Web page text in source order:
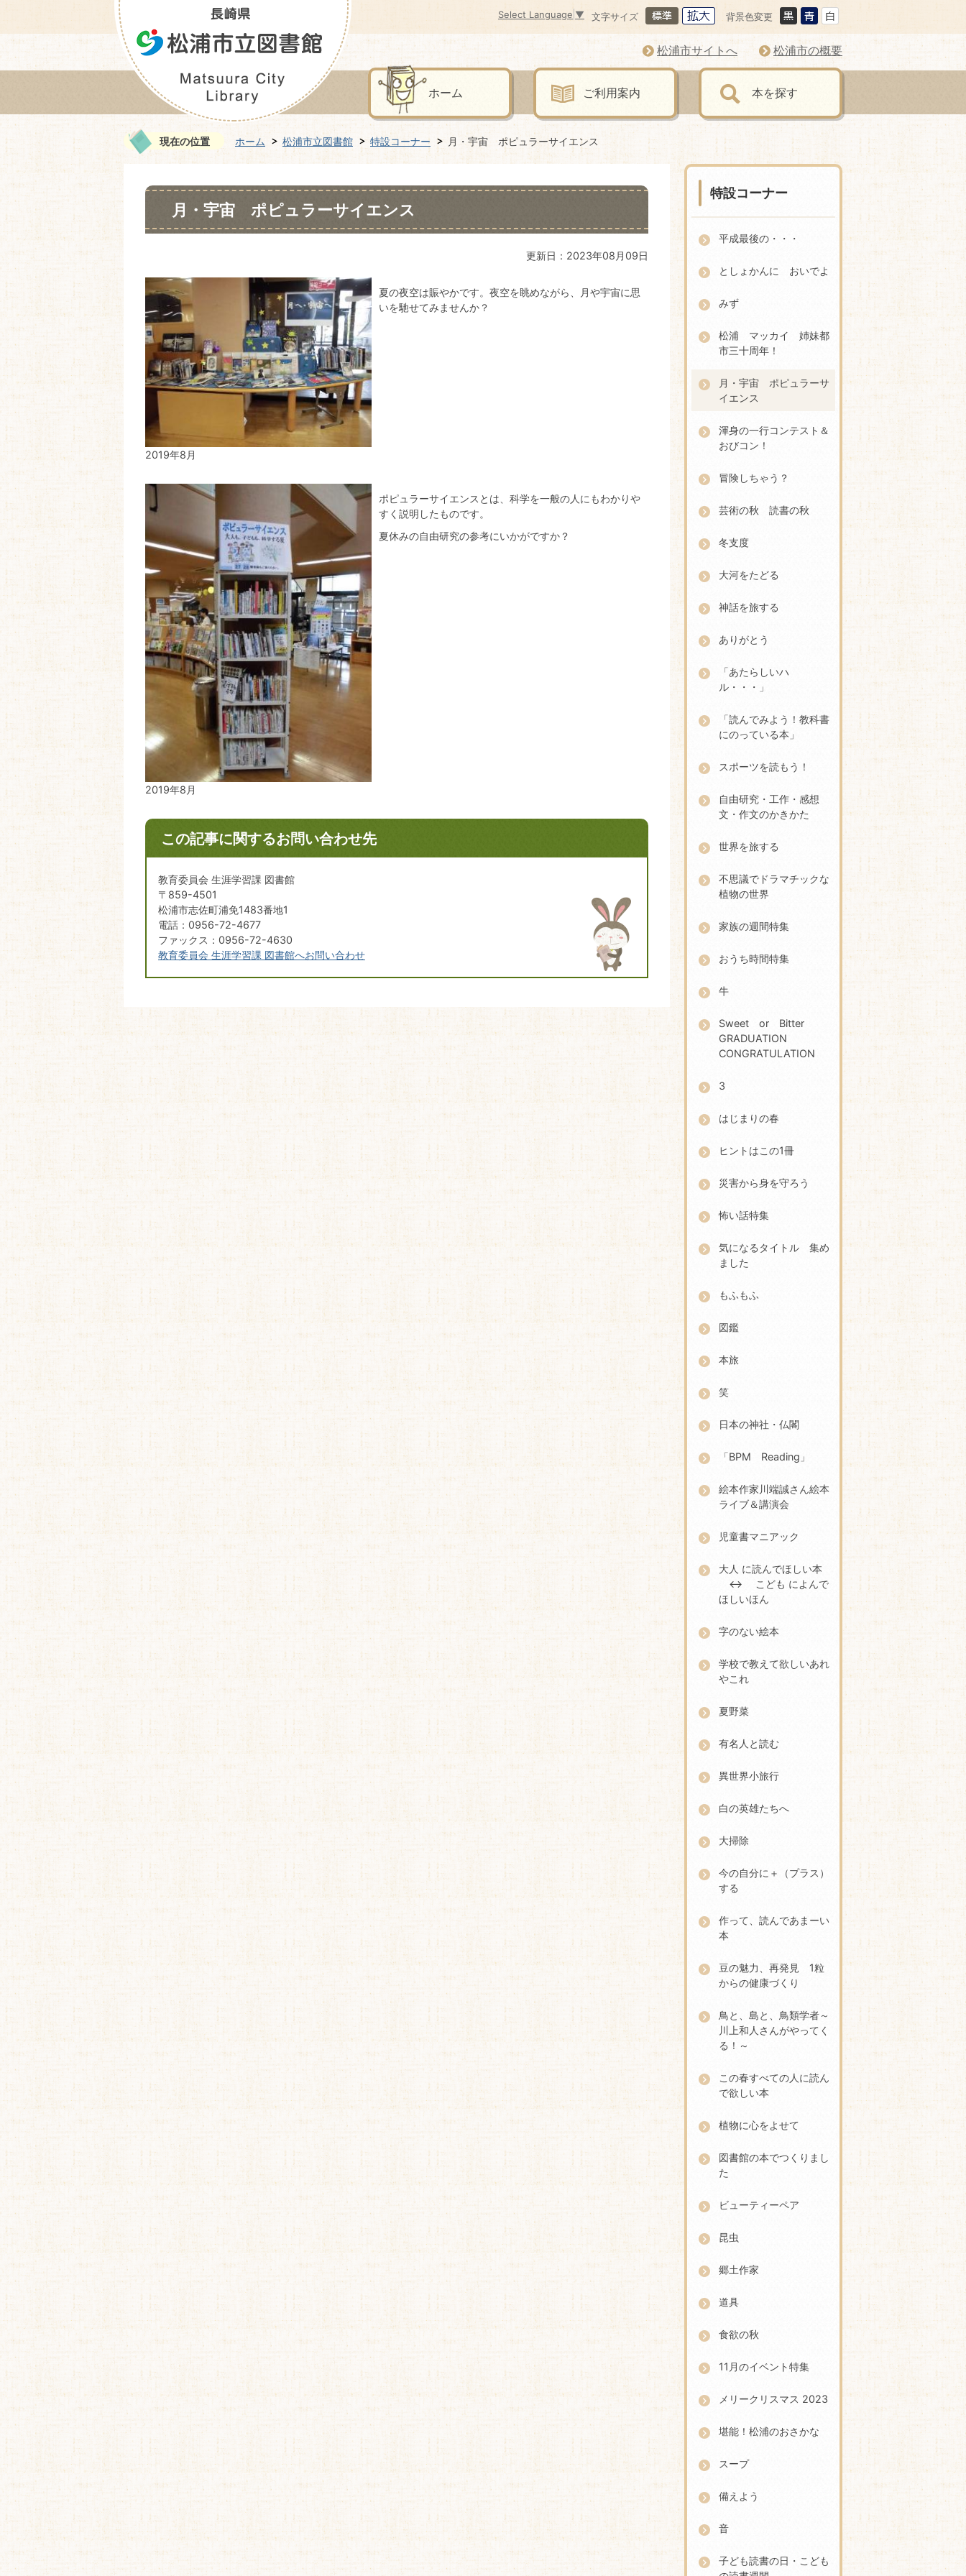
背景色変更
文字サイズ
Select Language ▼
松浦市サイトへ 松浦市の概要
ホーム ご利用案内 本を探す
現在の位置 ホーム 松浦市立図書館 特設コーナー 月・宇宙 ポピュラーサイエンス
月・宇宙 ポピュラーサイエンス
更新日：2023年08月09日
2019年8月
夏の夜空は賑やかです。夜空を眺めながら、月や宇宙に思
いを馳せてみませんか？
2019年8月
ポピュラーサイエンスとは、科学を一般の人にもわかりや
すく説明したものです。
夏休みの自由研究の参考にいかがですか？
この記事に関するお問い合わせ先
教育委員会 生涯学習課 図書館
〒859-4501
松浦市志佐町浦免1483番地1
電話：0956-72-4677
ファックス：0956-72-4630
教育委員会 生涯学習課 図書館へお問い合わせ
特設コーナー
平成最後の・・・
としょかんに おいでよ
みず
松浦 マッカイ 姉妹都
市三十周年！
月・宇宙 ポピュラーサ
イエンス
渾身の一行コンテスト＆
おびコン！
冒険しちゃう？
芸術の秋 読書の秋
冬支度
大河をたどる
神話を旅する
ありがとう
「あたらしいハ
ル・・・」
「読んでみよう！教科書
にのっている本」
スポーツを読もう！
自由研究・工作・感想
文・作文のかきかた
世界を旅する
不思議でドラマチックな
植物の世界
家族の週間特集
おうち時間特集
牛
Sweet or Bitter
GRADUATION
CONGRATULATION
3
はじまりの春
ヒントはこの1冊
災害から身を守ろう
怖い話特集
気になるタイトル 集め
ました
もふもふ
図鑑
本旅
笑
日本の神社・仏閣
「BPM Reading」
絵本作家川端誠さん絵本
ライブ＆講演会
児童書マニアック
大人 に読んでほしい本
↔ こども によんで
ほしいほん
字のない絵本
学校で教えて欲しいあれ
やこれ
夏野菜
有名人と読む
異世界小旅行
白の英雄たちへ
大掃除
今の自分に＋（プラス）
する
作って、読んであまーい
本
豆の魅力、再発見 1粒
からの健康づくり
鳥と、島と、鳥類学者～
川上和人さんがやってく
る！～
この春すべての人に読ん
で欲しい本
植物に心をよせて
図書館の本でつくりまし
た
ビューティーペア
昆虫
郷土作家
道具
食欲の秋
11月のイベント特集
メリークリスマス 2023
堪能！松浦のおさかな
スープ
備えよう
音
子ども読書の日・こども